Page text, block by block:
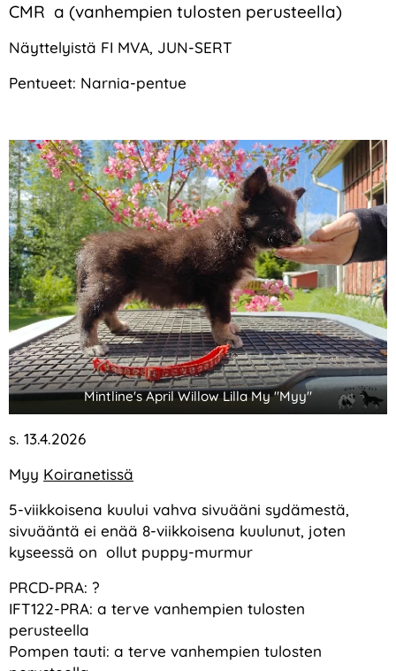
CMR a (vanhempien tulosten perusteella)
Näyttelyistä FI MVA, JUN-SERT
Pentueet: Narnia-pentue
Mintline's April Willow Lilla My "Myy"
s. 13.4.2026
Myy Koiranetissä
5-viikkoisena kuului vahva sivuääni sydämestä,
sivuääntä ei enää 8-viikkoisena kuulunut, joten
kyseessä on ollut puppy-murmur
PRCD-PRA: ?
IFT122-PRA: a terve vanhempien tulosten
perusteella
Pompen tauti: a terve vanhempien tulosten